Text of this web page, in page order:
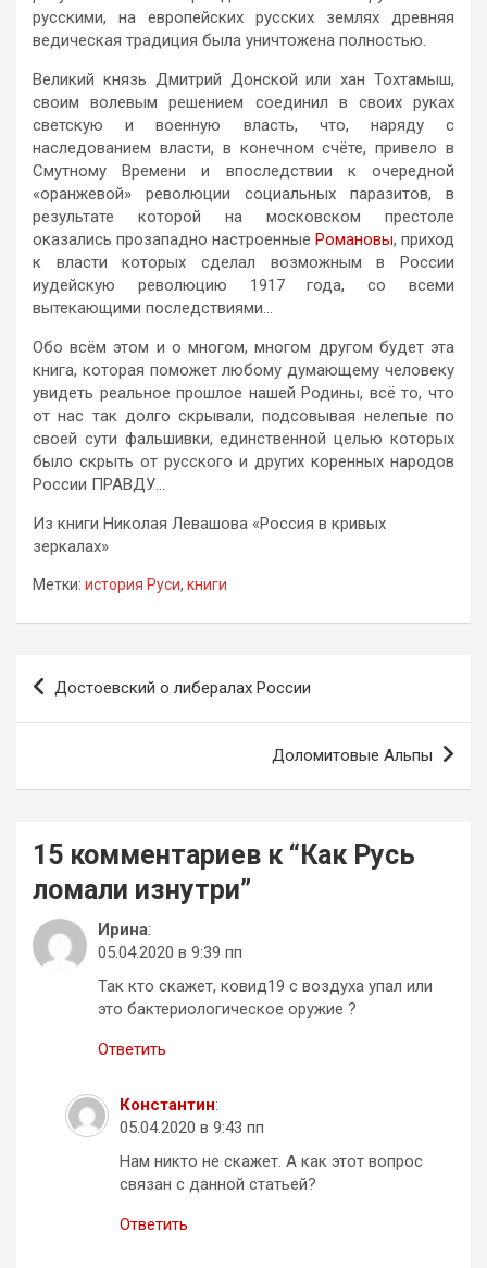
русскими, на европейских русских землях древняя
ведическая традиция была уничтожена полностью.
Великий князь Дмитрий Донской или хан Тохтамыш,
своим волевым решением соединил в своих руках
светскую и военную власть, что, наряду с
наследованием власти, в конечном счёте, привело в
Смутному Времени и впоследствии к очередной
«оранжевой» революции социальных паразитов, в
результате которой на московском престоле
оказались прозападно настроенные Романовы, приход
к власти которых сделал возможным в России
иудейскую революцию 1917 года, со всеми
вытекающими последствиями…
Обо всём этом и о многом, многом другом будет эта
книга, которая поможет любому думающему человеку
увидеть реальное прошлое нашей Родины, всё то, что
от нас так долго скрывали, подсовывая нелепые по
своей сути фальшивки, единственной целью которых
было скрыть от русского и других коренных народов
России ПРАВДУ…
Из книги Николая Левашова «Россия в кривых
зеркалах»
Метки: история Руси, книги
Навигация
Достоевский о либералах России
Доломитовые Альпы
15 комментариев к “ Как Русь
ломали изнутри”
Ирина:
05.04.2020 в 9:39 пп
Так кто скажет, ковид19 с воздуха упал или
это бактериологическое оружие ?
Ответить
Константин:
05.04.2020 в 9:43 пп
Нам никто не скажет. А как этот вопрос
связан с данной статьей?
Ответить